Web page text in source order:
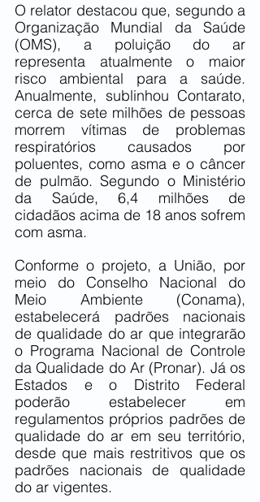
O relator destacou que, segundo a
Organização Mundial da Saúde
(OMS), a poluição do ar
representa atualmente o maior
risco ambiental para a saúde.
Anualmente, sublinhou Contarato,
cerca de sete milhões de pessoas
morrem vítimas de problemas
respiratórios causados por
poluentes, como asma e o câncer
de pulmão. Segundo o Ministério
da Saúde, 6,4 milhões de
cidadãos acima de 18 anos sofrem
com asma.
Conforme o projeto, a União, por
meio do Conselho Nacional do
Meio Ambiente (Conama),
estabelecerá padrões nacionais
de qualidade do ar que integrarão
o Programa Nacional de Controle
da Qualidade do Ar (Pronar). Já os
Estados e o Distrito Federal
poderão estabelecer em
regulamentos próprios padrões de
qualidade do ar em seu território,
desde que mais restritivos que os
padrões nacionais de qualidade
do ar vigentes.